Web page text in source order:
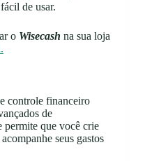
de usar.
o Wisecash na sua loja
controle financeiro
de
permite que você crie
seus gastos